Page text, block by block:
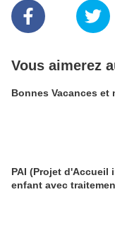
Vous aimerez
Bonnes Vacances et
PAI (Projet d'Accueil
enfant avec